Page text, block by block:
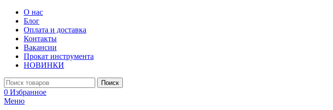
О нас
Блог
Оплата и доставка
Контакты
Вакансии
Прокат инструмента
НОВИНКИ
Поиск
0 Избранное
Меню